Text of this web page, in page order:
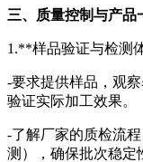
三、质量控制与产品
1.**样品验证与检测
-要求提供样品，观
验证实际加工效果。
-了解厂家的质检流
测），确保批次稳定